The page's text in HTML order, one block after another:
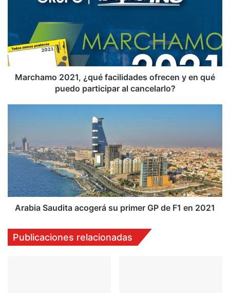
y
en
qué
puedo
participar
Marchamo 2021, ¿qué facilidades ofrecen y en qué
puedo participar al cancelarlo?
su
primer
de
F1
en
2021
Arabia Saudita acogerá su primer GP de F1 en 2021
Publicaciones relacionadas